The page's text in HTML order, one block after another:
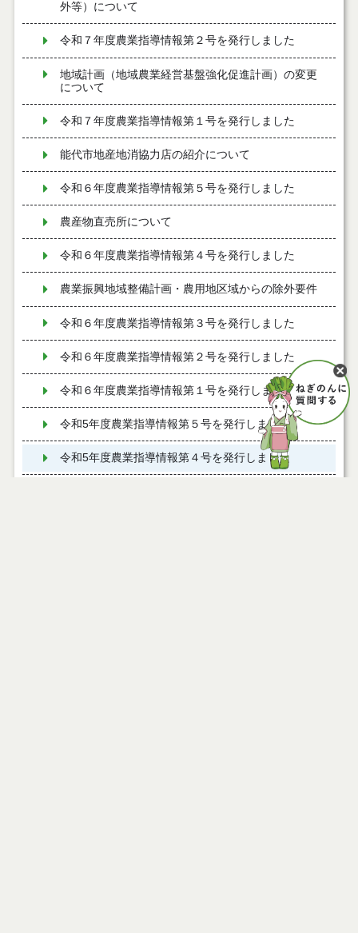
外等）について
令和７年度農業指導情報第２号を発行しました
地域計画（地域農業経営基盤強化促進計画）の変更
について
令和７年度農業指導情報第１号を発行しました
能代市地産地消協力店の紹介について
令和６年度農業指導情報第５号を発行しました
農産物直売所について
令和６年度農業指導情報第４号を発行しました
農業振興地域整備計画・農用地区域からの除外要件
令和６年度農業指導情報第３号を発行しました
令和６年度農業指導情報第２号を発行しました
令和６年度農業指導情報第１号を発行しました
令和5年度農業指導情報第５号を発行しました
令和5年度農業指導情報第４号を発行しました